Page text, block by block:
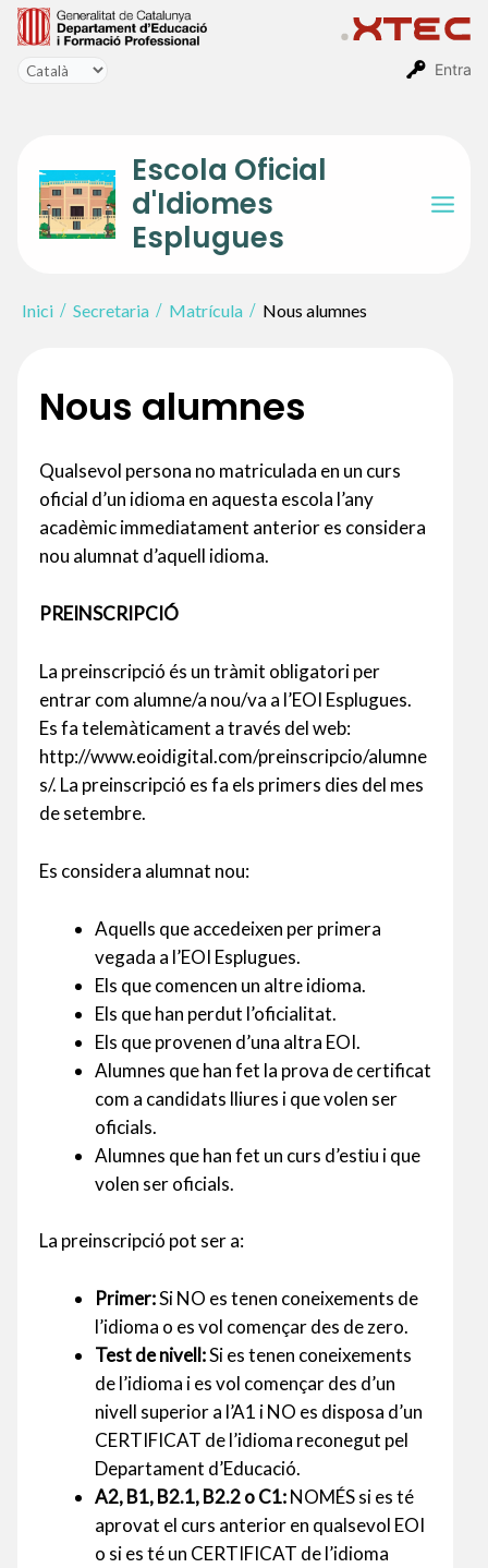
Entra
Vés
contingut
Escola Oficial
d'Idiomes
Esplugues
Inici Secretaria Matrícula Nous alumnes
Nous alumnes
Qualsevol persona no matriculada en un curs
oficial d’un idioma en aquesta escola l’any
acadèmic immediatament anterior es considera
nou alumnat d’aquell idioma.
PREINSCRIPCIÓ
La preinscripció és un tràmit obligatori per
entrar com alumne/a nou/va a l’EOI Esplugues.
Es fa telemàticament a través del web:
http://www.eoidigital.com/preinscripcio/alumne
s/. La preinscripció es fa els primers dies del mes
de setembre.
Es considera alumnat nou:
Aquells que accedeixen per primera
vegada a l’EOI Esplugues.
Els que comencen un altre idioma.
Els que han perdut l’oficialitat.
Els que provenen d’una altra EOI.
Alumnes que han fet la prova de certificat
com a candidats lliures i que volen ser
oficials.
Alumnes que han fet un curs d’estiu i que
volen ser oficials.
La preinscripció pot ser a:
Primer:Si NO es tenen coneixements de
l’idioma o es vol començar des de zero.
Test de nivell:Si es tenen coneixements
de l’idioma i es vol començar des d’un
nivell superior a l’A1 i NO es disposa d’un
CERTIFICAT de l’idioma reconegut pel
Departament d’Educació.
A2, B1, B2.1, B2.2 o C1:NOMÉS si es té
aprovat el curs anterior en qualsevol EOI
o si es té un CERTIFICAT de l’idioma